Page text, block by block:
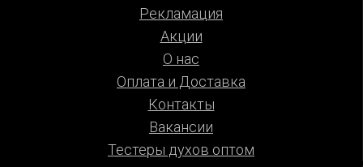
Рекламация
Акции
О нас
Оплата и Доставка
Контакты
Вакансии
Тестеры духов оптом